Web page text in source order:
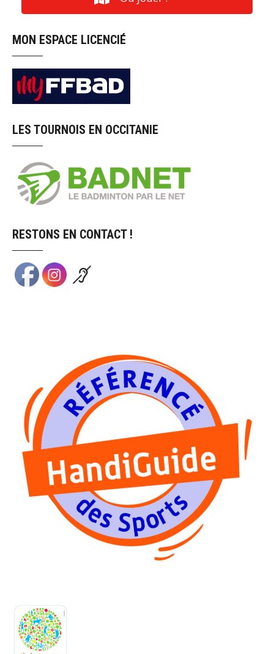
MON ESPACE LICENCIÉ
LES TOURNOIS EN OCCITANIE
RESTONS EN CONTACT !